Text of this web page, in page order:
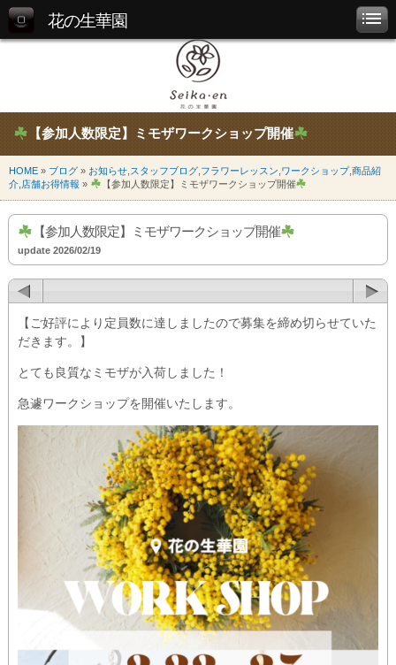
花の生華園
【参加人数限定】ミモザワークショップ開催
HOME » ブログ » お知らせ スタッフブログ フラワーレッスン ワークショップ,商品紹
介 店舗お得情報 » 【参加人数限定】ミモザワークショップ開催
【参加人数限定】ミモザワークショップ開催
update 2026/02/19
⁡【ご好評により定員数に達しましたので募集を締め切らせていた
だきます。】
とても良質なミモザが入荷しました！
急遽ワークショップを開催いたします。